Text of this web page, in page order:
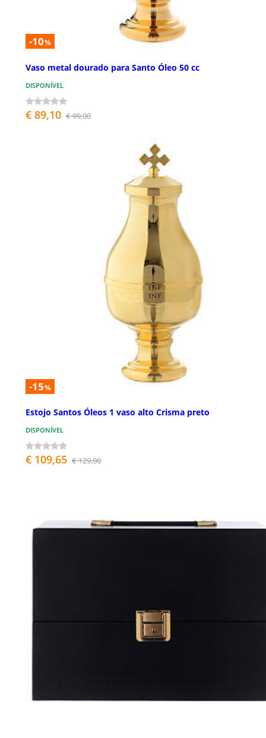
-10%
Vaso metal dourado para Santo Óleo 50 cc
DISPONÍVEL
€ 89,10 € 99,00
-15%
Estojo Santos Óleos 1 vaso alto Crisma preto
DISPONÍVEL
€ 109,65 € 129,00